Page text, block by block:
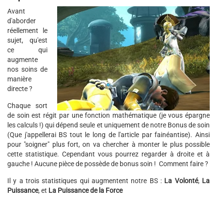
Avant
d'aborder
réellement le
sujet, qu'est
ce qui
augmente
nos soins de
manière
directe ?
Chaque sort
de soin est régit par une fonction mathématique (je vous épargne
les calculs !) qui dépend seule et uniquement de notre Bonus de soin
(Que j'appellerai BS tout le long de l'article par fainéantise). Ainsi
pour "soigner" plus fort, on va chercher à monter le plus possible
cette statistique. Cependant vous pourrez regarder à droite et à
gauche ! Aucune pièce de possède de bonus soin ! Comment faire ?
Il y a trois statistiques qui augmentent notre BS : La Volonté, La
Puissance, et La Puissance de la Force